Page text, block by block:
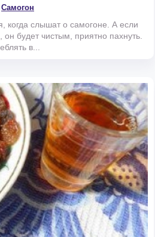
Самогон
когда слышат о самогоне. А если
он будет чистым, приятно пахнуть.
в...